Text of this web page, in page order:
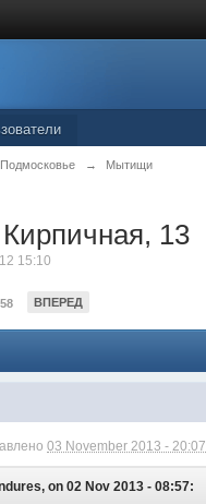
Подмосковье → Мытищи
13
15:10
58 ВПЕРЕД
03 November 2013 - 20:07
on 02 Nov 2013 - 08:57: